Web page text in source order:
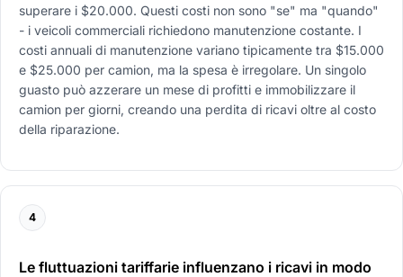
superare i $20.000. Questi costi non sono "se" ma "quando"
- i veicoli commerciali richiedono manutenzione costante. I
costi annuali di manutenzione variano tipicamente tra $15.000
e $25.000 per camion, ma la spesa è irregolare. Un singolo
guasto può azzerare un mese di profitti e immobilizzare il
camion per giorni, creando una perdita di ricavi oltre al costo
della riparazione.
4
Le fluttuazioni tariffarie influenzano i ricavi in modo